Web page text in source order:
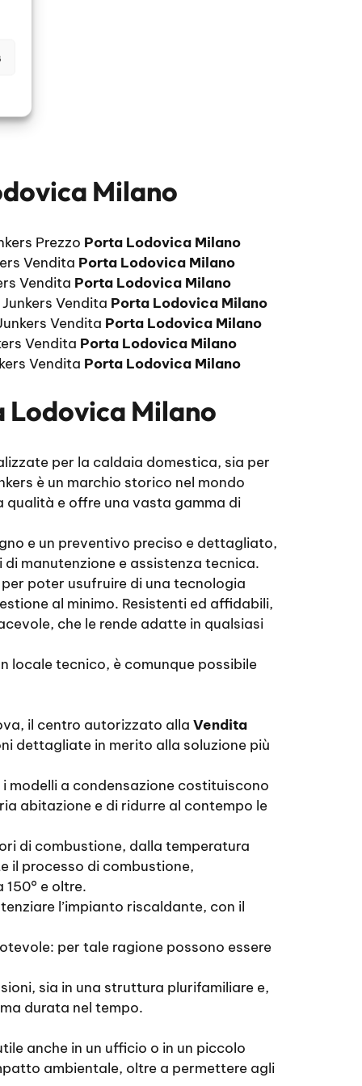
Milano
Prezzo Porta Lodovica Milano
Vendita Porta Lodovica Milano
Vendita Porta Lodovica Milano
Vendita Porta Lodovica Milano
Vendita Porta Lodovica Milano
Vendita Porta Lodovica Milano
Vendita Porta Lodovica Milano
Lodovica Milano
per la caldaia domestica, sia per
è un marchio storico nel mondo
qualità e offre una vasta gamma di
e un preventivo preciso e dettagliato,
manutenzione e assistenza tecnica.
poter usufruire di una tecnologia
al minimo. Resistenti ed affidabili,
che le rende adatte in qualsiasi
locale tecnico, è comunque possibile
il centro autorizzato alla Vendita
dettagliate in merito alla soluzione più
modelli a condensazione costituiscono
abitazione e di ridurre al contempo le
di combustione, dalla temperatura
il processo di combustione,
e oltre.
l’impianto riscaldante, con il
per tale ragione possono essere
sia in una struttura plurifamiliare e,
durata nel tempo.
anche in un ufficio o in un piccolo
ambientale, oltre a permettere agli